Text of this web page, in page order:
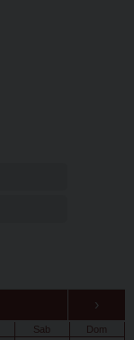
›
Sab Dom